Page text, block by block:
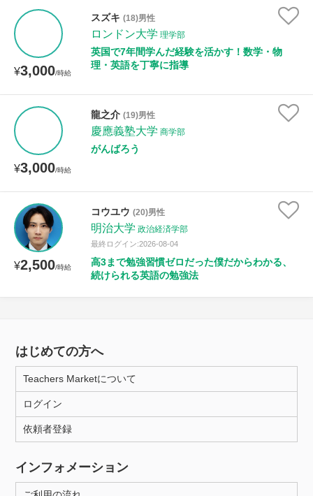
¥3,000/時給
スズキ (18)男性
ロンドン大学 理学部
英国で7年間学んだ経験を活かす！数学・物
理・英語を丁寧に指導
¥3,000/時給
龍之介 (19)男性
慶應義塾大学 商学部
がんばろう
¥2,500/時給
コウユウ (20)男性
明治大学 政治経済学部
最終ログイン:2026-08-04
高3まで勉強習慣ゼロだった僕だからわかる、
続けられる英語の勉強法
はじめての方へ
Teachers Marketについて
ログイン
依頼者登録
インフォメーション